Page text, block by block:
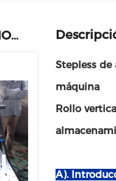
PRODUCTOS RELACIONADOS
Stepless
máquina
Rollo
A).